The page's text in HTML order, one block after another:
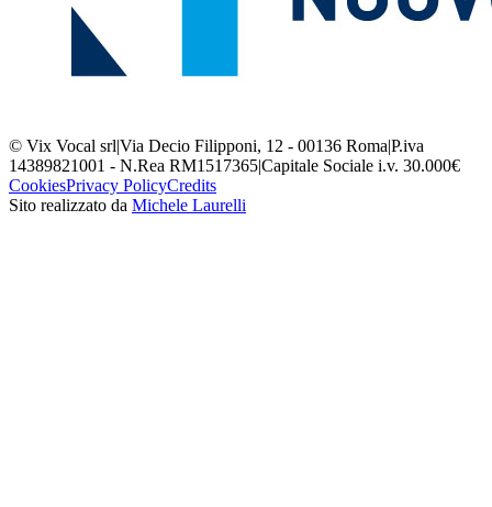
© Vix Vocal srl|Via Decio Filipponi, 12 - 00136 Roma|P.iva
14389821001 - N.Rea RM1517365|Capitale Sociale i.v. 30.000€
CookiesPrivacy PolicyCredits
Sito realizzato da Michele Laurelli